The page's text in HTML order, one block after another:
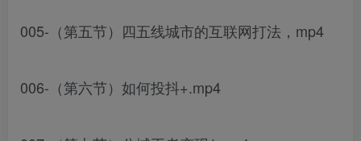
005-（第五节）四五线城市的互联网打法，mp4
006-（第六节）如何投抖+.mp4